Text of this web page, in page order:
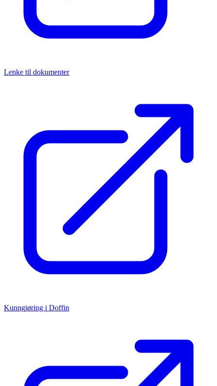
Lenke til dokumenter
Kunngjøring i Doffin